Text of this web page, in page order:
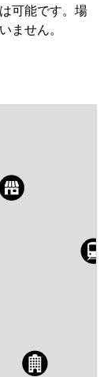
可能です。場
ません。